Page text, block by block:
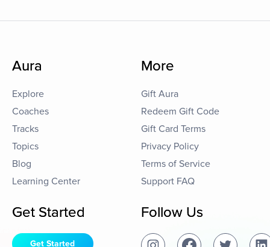
Aura
Explore
Coaches
Tracks
Topics
Blog
Learning Center
More
Gift Aura
Redeem Gift Code
Gift Card Terms
Privacy Policy
Terms of Service
Support FAQ
Get Started
Get Started
Follow Us